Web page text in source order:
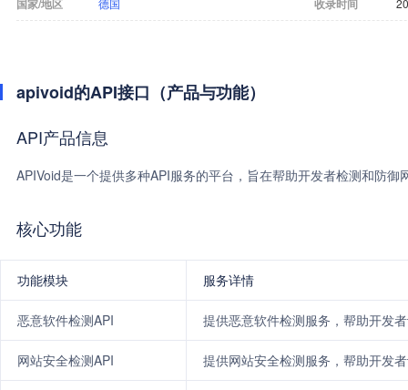
国家/地区 德国 收录时间
apivoid的API接口（产品与功能）
API产品信息
APIVoid是一个提供多种API服务的平台，旨在帮助开发者检测和防
核心功能
功能模块 服务详情
恶意软件检测API 提供恶意软件检测服务，帮助开发
网站安全检测API 提供网站安全检测服务，帮助开发